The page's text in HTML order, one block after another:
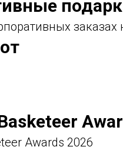
заказах
Awards 2026